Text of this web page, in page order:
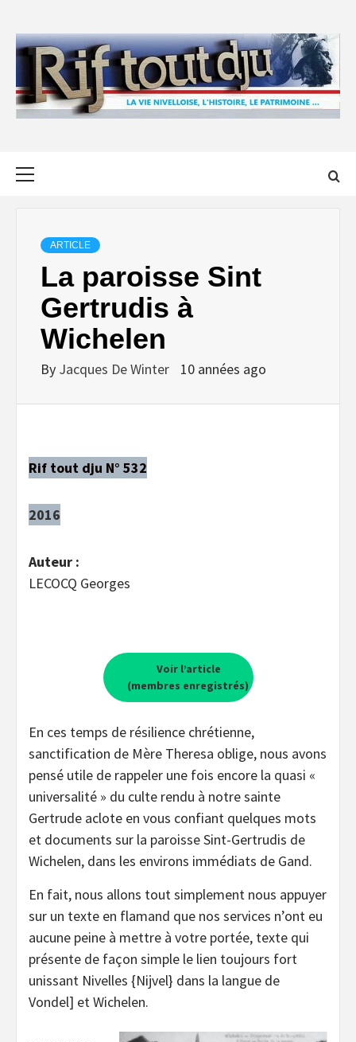
content
ARTICLE
La paroisse Sint
Gertrudis à
Wichelen
By Jacques De Winter 10 années ago
Rif tout dju N° 532
2016
Auteur :
LECOCQ Georges
Voir l’article
(membres enregistrés)
En ces temps de résilience chrétienne,
sanctification de Mère Theresa oblige, nous avons
pensé utile de rappeler une fois encore la quasi «
universalité » du culte rendu à notre sainte
Gertrude aclote en vous confiant quelques mots
et documents sur la paroisse Sint-Gertrudis de
Wichelen, dans les environs immédiats de Gand.
En fait, nous allons tout simplement nous appuyer
sur un texte en flamand que nos services n’ont eu
aucune peine à mettre à votre portée, texte qui
présente de façon simple le lien toujours fort
unissant Nivelles {Nijvel} dans la langue de
Vondel] et Wichelen.